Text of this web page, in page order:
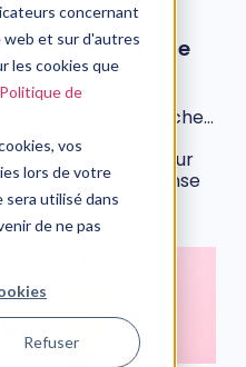
concernant
web et sur d'autres
les cookies que
Politique de
vos
lors de votre
sera utilisé dans
de ne pas
Refuser
marche ? Suis-je
?
2021
bruits de bouche…
de plus en plus
cette technique, pour
relaxation intense